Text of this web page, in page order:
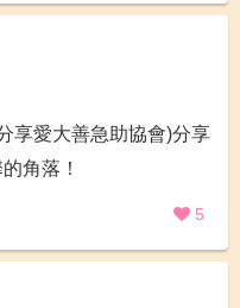
享愛大善急助協會)分享
角落！
5